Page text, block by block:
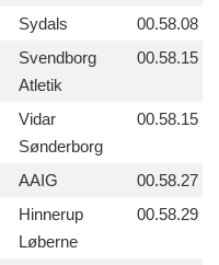
Sydals
00.58.08
Svendborg
Atletik
00.58.15
Vidar
Sønderborg
00.58.15
AAIG
00.58.27
Hinnerup
Løberne
00.58.29